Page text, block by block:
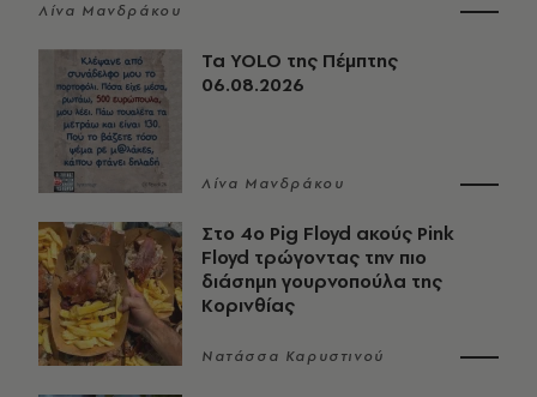
Λίνα Μανδράκου
Τα YOLO της Πέμπτης
06.08.2026
Λίνα Μανδράκου
Στο 4ο Pig Floyd ακούς Pink
Floyd τρώγοντας την πιο
διάσημη γουρνοπούλα της
Κορινθίας
Νατάσσα Καρυστινού